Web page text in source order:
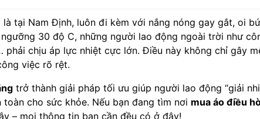
là tại Nam Định, luôn đi kèm với nắng nóng gay gắt, oi
30 độ C, những người lao động ngoài trời như
phải chịu áp lực nhiệt cực lớn. Điều này không chỉ gây
việc rõ rệt.
trở thành giải pháp tối ưu giúp người lao động “giải
cho sức khỏe. Nếu bạn đang tìm nơi mua áo điều
– mọi thông tin bạn cần đều có ở đây!